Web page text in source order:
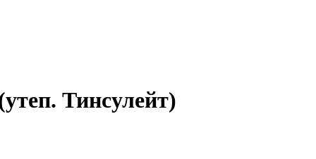
Тинсулейт)